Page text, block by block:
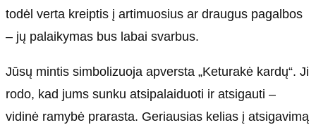
todėl verta kreiptis į artimuosius ar draugus pagalbos
– jų palaikymas bus labai svarbus.
Jūsų mintis simbolizuoja apversta „Keturakė kardų“. Ji
rodo, kad jums sunku atsipalaiduoti ir atsigauti –
vidinė ramybė prarasta. Geriausias kelias į atsigavimą